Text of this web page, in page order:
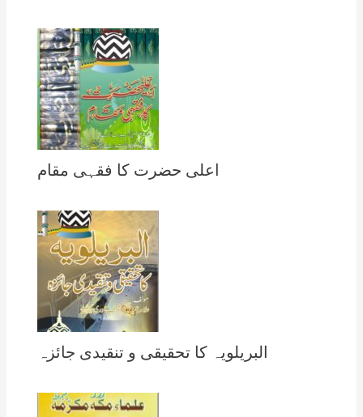
اعلی حضرت کا فقہی مقام
البریلویہ کا تحقیقی و تنقیدی جائزہ